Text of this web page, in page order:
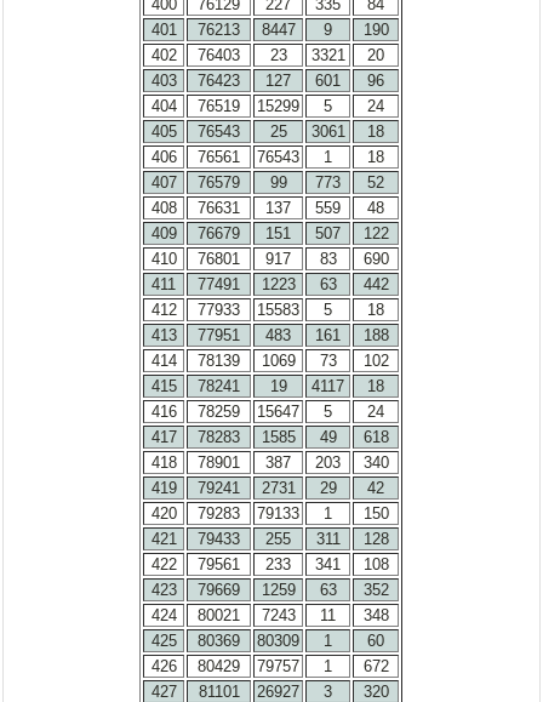
400
76129 227 335
84
401
76213 8447 9
190
402
76403 23 3321
20
403
76423 127 601
96
404
76519 15299 5
24
405
76543 25 3061
18
406
76561 76543 1
18
407
76579 99 773
52
408
76631 137 559
48
409
76679 151 507
122
410
76801 917 83
690
411
77491 1223 63
442
412
77933 15583 5
18
413
77951 483 161
188
414
78139 1069 73
102
415
78241 19 4117
18
416
78259 15647 5
24
417
78283 1585 49
618
418
78901 387 203
340
419
79241 2731 29
42
420
79283 79133 1
150
421
79433 255 311
128
422
79561 233 341
108
423
79669 1259 63
352
424
80021 7243 11
348
425
80369 80309 1
60
426
80429 79757 1
672
427
81101 26927 3
320